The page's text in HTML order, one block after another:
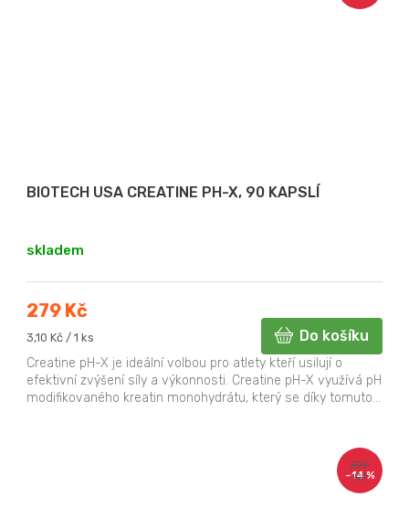
BIOTECH USA CREATINE PH-X, 90 KAPSLÍ
skladem
279 Kč
Měrná
3,10 Kč / 1 ks Do košíku
Creatine pH-X je ideální volbou pro atlety kteří usilují o
efektivní zvýšení síly a výkonnosti. Creatine pH-X využívá pH
modifikovaného kreatin monohydrátu, který se díky tomuto...
399
Kč
–14 %